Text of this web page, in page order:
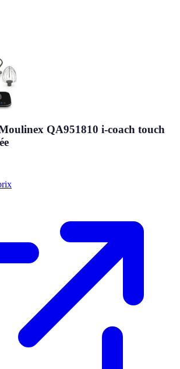
QA951810 i-coach touch